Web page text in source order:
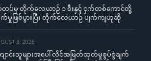
တပ်မှ တိုက်လေယာဉ် ၁ စီးနှင့် ငှက်တစ်ကောင်တို့
မှုဖြစ်ပွားပြီး တိုက်လေယာဉ် ပျက်ကျဟုဆို
3, 2026
ောင်းသူများအပေါ် လိင်အမြတ်ထုတ်မှုစွပ်စွဲချက်